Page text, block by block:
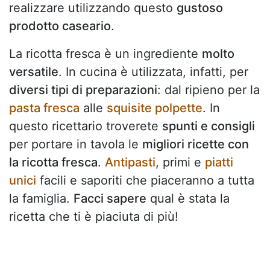
realizzare utilizzando questo gustoso
prodotto caseario.
La ricotta fresca è un ingrediente molto
versatile. In cucina è utilizzata, infatti, per
diversi tipi di preparazioni: dal ripieno per la
pasta fresca alle squisite polpette. In
questo ricettario troverete spunti e consigli
per portare in tavola le migliori ricette con
la ricotta fresca. Antipasti, primi e piatti
unici facili e saporiti che piaceranno a tutta
la famiglia. Facci sapere qual è stata la
ricetta che ti è piaciuta di più!